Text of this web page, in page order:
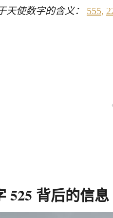
天使数字的含义： 555,
525 背后的信息